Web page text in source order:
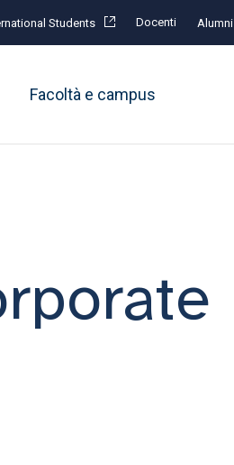
Students Docenti Alumni
Facoltà e campus